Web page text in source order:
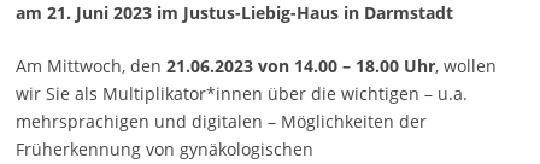
am 21. Juni 2023 im Justus-Liebig-Haus in Darmstadt
Am Mittwoch, den 21.06.2023 von 14.00 – 18.00 Uhr, wollen
wir Sie als Multiplikator*innen über die wichtigen – u.a.
mehrsprachigen und digitalen – Möglichkeiten der
Früherkennung von gynäkologischen